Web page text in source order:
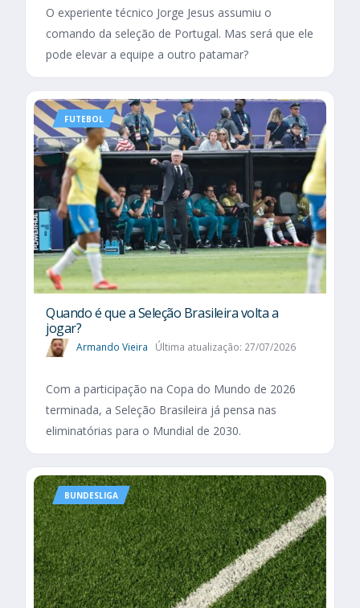
O experiente técnico Jorge Jesus assumiu o
comando da seleção de Portugal. Mas será que ele
pode elevar a equipe a outro patamar?
FUTEBOL
Quando é que a Seleção Brasileira volta a
jogar?
Armando Vieira Última atualização: 27/07/2026
Com a participação na Copa do Mundo de 2026
terminada, a Seleção Brasileira já pensa nas
eliminatórias para o Mundial de 2030.
BUNDESLIGA